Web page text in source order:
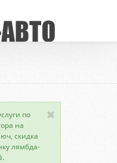
по
на
скидка
лямбда-